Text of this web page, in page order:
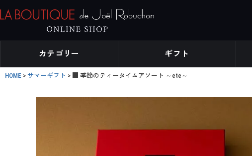
カテゴリー ギフト
HOME サマーギフト ■ 季節のティータイムアソート ～ete～